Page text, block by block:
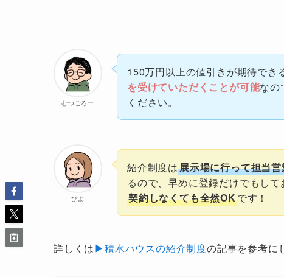
むつごろー
150万円以上の値引きが期待でき
を受けていただくことが可能なの
ください。
ぴよ
紹介制度は展示場に行って担当
るので、早めに登録だけでもして
契約しなくても全然OKです！
詳しくは▶積水ハウスの紹介制度の記事を参考に